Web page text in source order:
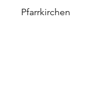
Pfarrkirchen